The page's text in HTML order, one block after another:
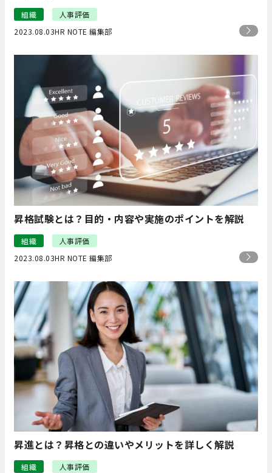
組織
人事評価
2023.08.03HR NOTE 編集部
昇格試験とは？目的・内容や実施のポイントを解説
組織
人事評価
2023.08.03HR NOTE 編集部
昇進とは？昇格との違いやメリットを詳しく解説
組織
人事評価